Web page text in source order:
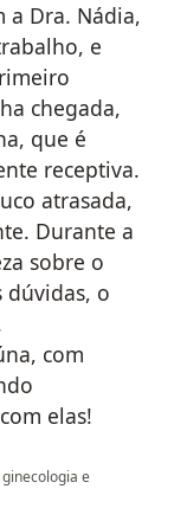
a Dra. Nádia,
e
chegada,
que é
receptiva.
atrasada,
Durante a
sobre o
dúvidas, o
com
elas!
e